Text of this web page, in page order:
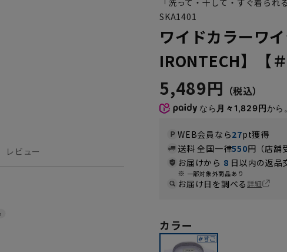
レビュー
SKA1401
ワイドカラーワ
IRONTECH】【
5,489円
なら 月々1,829円から
WEB会員なら27pt獲得
送料 全国一律550円（店舗
お届けから 8 日以内の返品
一部対象外商品あり
お届け日を調べる詳細
カラー